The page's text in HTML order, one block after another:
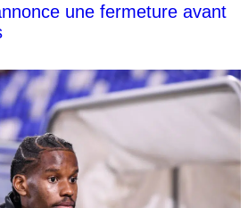
une fermeture avant